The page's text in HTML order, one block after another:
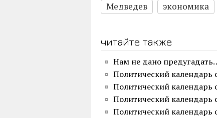
Медведев
экономика
читайте также
Нам не дано
Политический календарь
Политический календарь
Политический календарь
Политический календарь